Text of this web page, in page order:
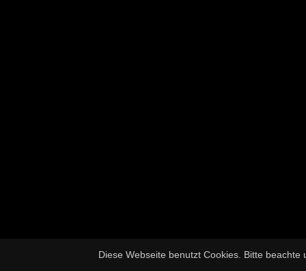
Diese Webseite benutzt Cookies. Bitte beachte